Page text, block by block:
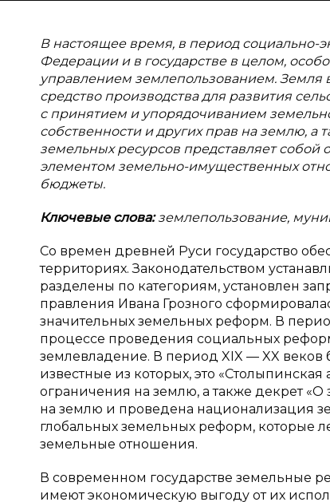
В настоящее время, в период социально-
Федерации и в государстве в целом,
управлением землепользованием. Земля
средство производства для развития
с принятием и упорядочиванием
собственности и других прав на землю, а
земельных ресурсов представляет
элементом земельно-имущественных
бюджеты.
Ключевые слова:землепользование,
Со времен древней Руси государство
территориях. Законодательством
разделены по категориям, установлен
правления Ивана Грозного
значительных земельных реформ. В
процессе проведения социальных
землевладение. В период XIX — XX
известные из которых, это
ограничения на землю, а также декрет «О
на землю и проведена национализация
глобальных земельных реформ, которые
земельные отношения.
В современном государстве земельные
имеют экономическую выгоду от их